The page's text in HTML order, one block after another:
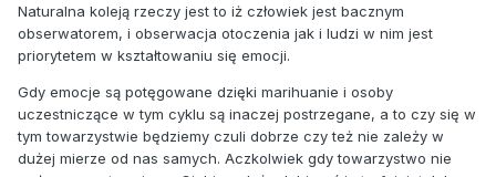
Naturalna koleją rzeczy jest to iż człowiek jest bacznym
obserwatorem, i obserwacja otoczenia jak i ludzi w nim jest
priorytetem w kształtowaniu się emocji.
Gdy emocje są potęgowane dzięki marihuanie i osoby
uczestniczące w tym cyklu są inaczej postrzegane, a to czy się w
tym towarzystwie będziemy czuli dobrze czy też nie zależy w
dużej mierze od nas samych. Aczkolwiek gdy towarzystwo nie